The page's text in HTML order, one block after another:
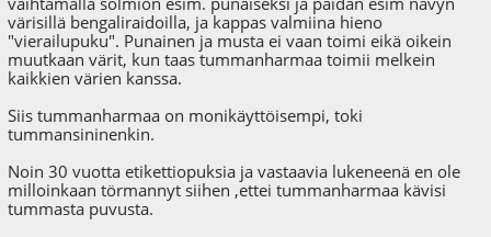
värisillä bengaliraidoilla, ja kappas valmiina hieno
"vierailupuku". Punainen ja musta ei vaan toimi eikä oikein
muutkaan värit, kun taas tummanharmaa toimii melkein
kaikkien värien kanssa.
Siis tummanharmaa on monikäyttöisempi, toki
tummansininenkin.
Noin 30 vuotta etikettiopuksia ja vastaavia lukeneenä en ole
milloinkaan törmannyt siihen ,ettei tummanharmaa kävisi
tummasta puvusta.